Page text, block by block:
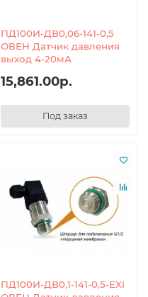
ПД100И-ДВ0,06-141-0,5
ОВЕН Датчик давления
выход 4-20мА
15,861.00р.
Под заказ
ПД100И-ДВ0,1-141-0,5-ЕХI